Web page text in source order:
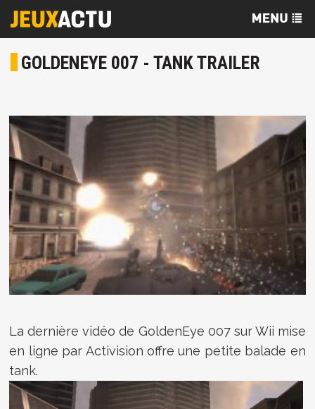
GOLDENEYE 007 - TANK TRAILER
La dernière vidéo de GoldenEye 007 sur Wii mise
en ligne par Activision offre une petite balade en
tank.